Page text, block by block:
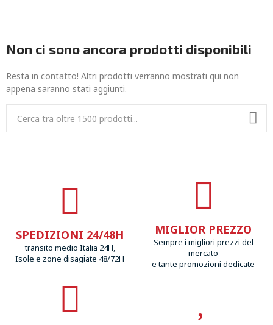
Non ci sono ancora prodotti disponibili
Resta in contatto! Altri prodotti verranno mostrati qui non
appena saranno stati aggiunti.
SPEDIZIONI 24/48H
transito medio Italia 24H,
Isole e zone disagiate 48/72H
MIGLIOR PREZZO
Sempre i migliori prezzi del
mercato
e tante promozioni dedicate